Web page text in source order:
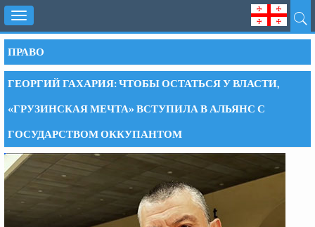
Toggle
navigation
ПРАВО
ГЕОРГИЙ ГАХАРИЯ: ЧТОБЫ ОСТАТЬСЯ У ВЛАСТИ,
«ГРУЗИНСКАЯ МЕЧТА» ВСТУПИЛА В АЛЬЯНС С
ГОСУДАРСТВОМ ОККУПАНТОМ